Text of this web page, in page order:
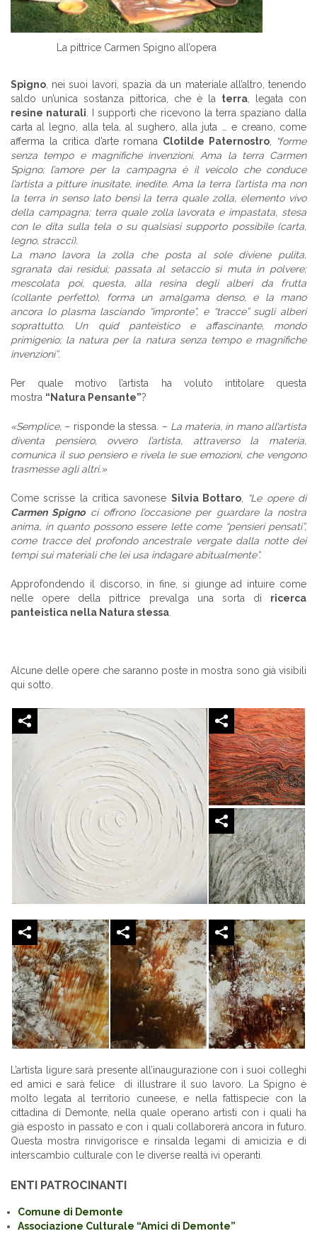
La pittrice Carmen Spigno all’opera
Spigno , nei suoi lavori, spazia da un materiale all’altro, tenendo
saldo un’unica sostanza pittorica, che è la terra , legata con
resine naturali . I supporti che ricevono la terra spaziano dalla
carta al legno, alla tela, al sughero, alla juta … e creano, come
afferma la critica d’arte romana Clotilde Paternostro
“forme
senza tempo e magnifiche invenzioni. Ama la terra Carmen
Spigno; l’amore per la campagna è il veicolo che conduce
l’artista a pitture inusitate, inedite. Ama la terra l’artista ma non
la terra in senso lato bensì la terra quale zolla, elemento vivo
della campagna; terra quale zolla lavorata e impastata, stesa
con le dita sulla tela o su qualsiasi supporto possibile (carta,
legno, stracci).
La mano lavora la zolla che posta al sole diviene pulita,
sgranata dai residui; passata al setaccio si muta in polvere;
mescolata poi, questa, alla resina degli alberi da frutta
(collante perfetto), forma un amalgama denso, e la mano
ancora lo plasma lasciando “impronte”, e “tracce” sugli alberi
soprattutto. Un quid panteistico e affascinante, mondo
primigenio; la natura per la natura senza tempo e magnifiche
invenzioni”.
Per quale motivo l’artista ha voluto intitolare questa
mostra “Natura Pensante”?
«Semplice, – risponde la stessa. – La materia, in mano all’artista
diventa pensiero, ovvero l’artista, attraverso la materia,
comunica il suo pensiero e rivela le sue emozioni, che vengono
trasmesse agli altri.»
Come scrisse la critica savonese Silvia Bottaro
“Le opere di
Carmen Spignoci offrono l’occasione per guardare la nostra
anima, in quanto possono essere lette come “pensieri pensati”,
come tracce del profondo ancestrale vergate dalla notte dei
tempi sui materiali che lei usa indagare abitualmente”.
Approfondendo il discorso, in fine, si giunge ad intuire come
nelle opere della pittrice prevalga una sorta di ricerca
panteistica nella Natura stessa
Alcune delle opere che saranno poste in mostra sono già visibili
qui sotto.
L’artista ligure sarà presente all’inaugurazione con i suoi colleghi
ed amici e sarà felice di illustrare il suo lavoro. La Spigno è
molto legata al territorio cuneese, e nella fattispecie con la
cittadina di Demonte, nella quale operano artisti con i quali ha
già esposto in passato e con i quali collaborerà ancora in futuro.
Questa mostra rinvigorisce e rinsalda legami di amicizia e di
interscambio culturale con le diverse realtà ivi operanti.
ENTI PATROCINANTI
Comune di Demonte
Associazione Culturale “Amici di Demonte”